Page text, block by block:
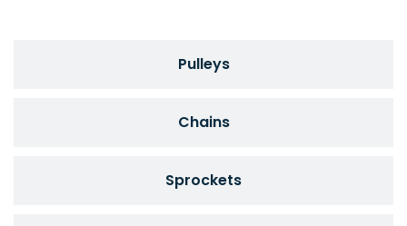
Pulleys
Chains
Sprockets